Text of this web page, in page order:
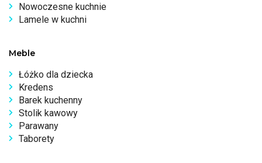
Nowoczesne kuchnie
Lamele w kuchni
Meble
Łóżko dla dziecka
Kredens
Barek kuchenny
Stolik kawowy
Parawany
Taborety